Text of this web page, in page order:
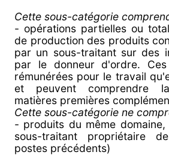
Cette sous-catégorie
- opérations partielles ou
de production des produits
par un sous-traitant sur des
par le donneur d'ordre.
rémunérées pour le travail
et peuvent comprendre
matières premières
Cette sous-catégorie ne
- produits du même
sous-traitant propriétaire
postes précédents)